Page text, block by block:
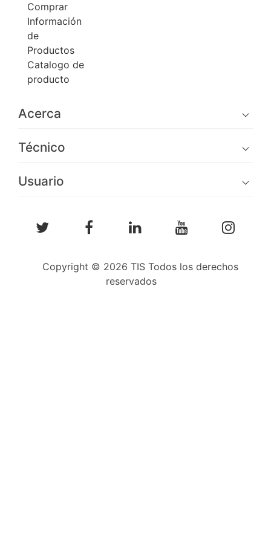
Comprar
Información
de
Productos
Catalogo de
producto
Acerca
Técnico
Usuario
Copyright © 2026 TIS Todos los derechos
reservados